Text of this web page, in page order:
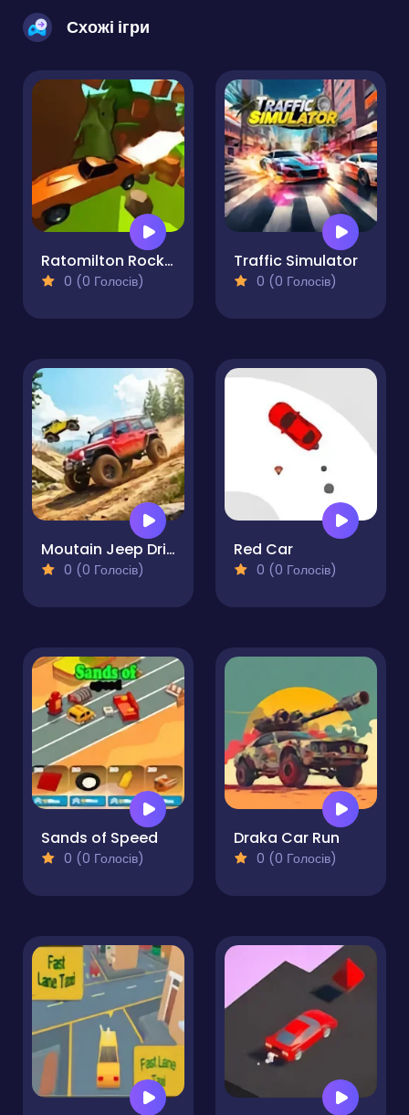
Схожі ігри
Ratomilton Rocket Car
0 (0 Голосів)
Traffic Simulator
0 (0 Голосів)
Moutain Jeep Drive
0 (0 Голосів)
Red Car
0 (0 Голосів)
Sands of Speed
0 (0 Голосів)
Draka Car Run
0 (0 Голосів)